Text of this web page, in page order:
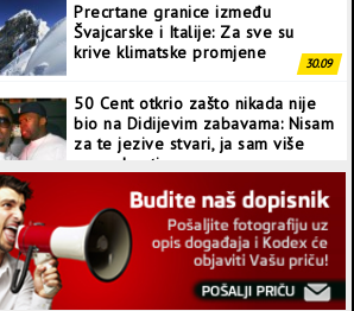
Precrtane granice između
Švajcarske i Italije: Za sve su
krive klimatske promjene
30.09
50 Cent otkrio zašto nikada nije
bio na Didijevim zabavama: Nisam
za te jezive stvari, ja sam više
normalan tip
28.09
Japanci prave superkompjuter
kakav svijet još nije vidio
27.09
Linkin Park ima novu pjesmu: